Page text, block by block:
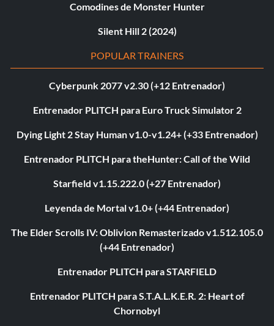
Comodines de Monster Hunter
Silent Hill 2 (2024)
POPULAR TRAINERS
Cyberpunk 2077 v2.30 (+12 Entrenador)
Entrenador PLITCH para Euro Truck Simulator 2
Dying Light 2 Stay Human v1.0-v1.24+ (+33 Entrenador)
Entrenador PLITCH para theHunter: Call of the Wild
Starfield v1.15.222.0 (+27 Entrenador)
Leyenda de Mortal v1.0+ (+44 Entrenador)
The Elder Scrolls IV: Oblivion Remasterizado v1.512.105.0
(+44 Entrenador)
Entrenador PLITCH para STARFIELD
Entrenador PLITCH para S.T.A.L.K.E.R. 2: Heart of
Chornobyl